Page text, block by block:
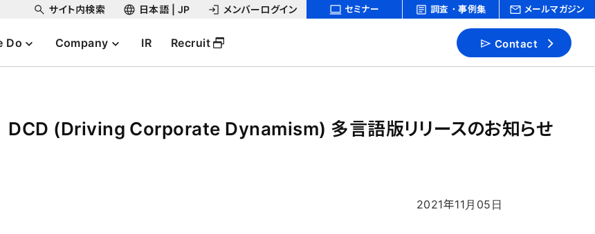
サイト内検索 日本語 | JP メンバーログイン セミナー 調査・事例集 メールマガジン
Do Company IR Recruit Contact
(Driving Corporate Dynamism) 多言語版リリースのお知らせ
2021年11月05日